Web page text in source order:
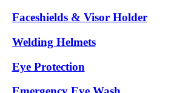
Faceshields & Visor Holder
Welding Helmets
Eye Protection